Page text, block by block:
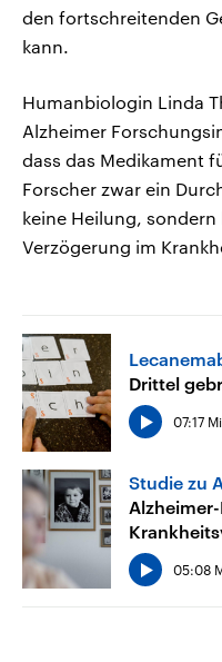
den fortschreitenden
kann.
Humanbiologin Linda
Alzheimer
dass das Medikament
Forscher zwar ein
keine Heilung,
Verzögerung im
Drittel
07:17
Studie zu
05:08